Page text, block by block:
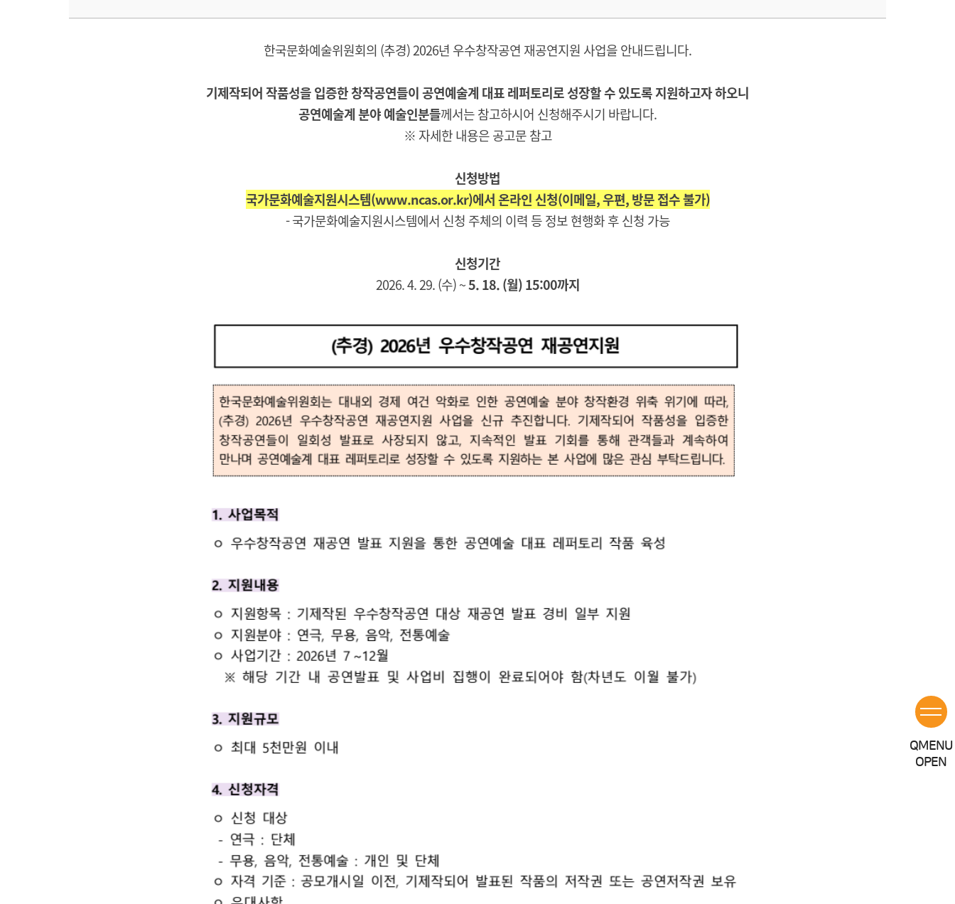
한국문화예술위원회의 (추경) 2026년 우수창작공연 재공연지원 사업을 안내드립니다.
기제작되어 작품성을 입증한 창작공연들이 공연예술계 대표 레퍼토리로 성장할 수 있도록 지원하고자 하오니
공연예술계 분야 예술인분들께서는 참고하시어 신청해주시기 바랍니다.
※ 자세한 내용은 공고문 참고
신청방법
국가문화예술지원시스템(www.ncas.or.kr)에서 온라인 신청(이메일, 우편, 방문 접수 불가)
- 국가문화예술지원시스템에서 신청 주체의 이력 등 정보 현행화 후 신청 가능
신청기간
2026. 4. 29. (수) ~5. 18. (월) 15:00까지
QMENU
OPEN